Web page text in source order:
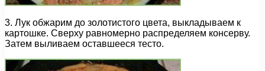
3. Лук обжарим до золотистого цвета, выкладываем к
картошке. Сверху равномерно распределяем консерву.
Затем выливаем оставшееся тесто.